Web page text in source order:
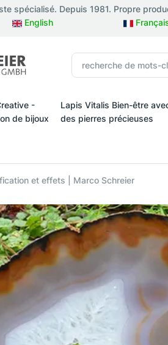
spécialisé. Depuis 1981. Propre
English
-
de bijoux
Lapis Vitalis Bien-être
des pierres précieuses
et effets | Marco Schreier